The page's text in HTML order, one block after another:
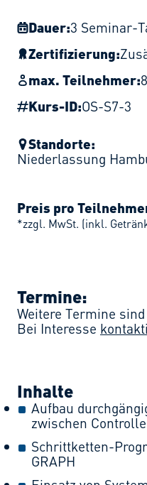
Dauer:3 Seminar-
Zertifizierung:
max. Teilnehmer:
Kurs-ID:OS-S7-3
Standorte:
Niederlassung
Preis pro
*zzgl. MwSt. (inkl.
Inhalte
Aufbau
zwischen
Schrittketten-
GRAPH
Termine:
Weitere Termine
Bei Interesse